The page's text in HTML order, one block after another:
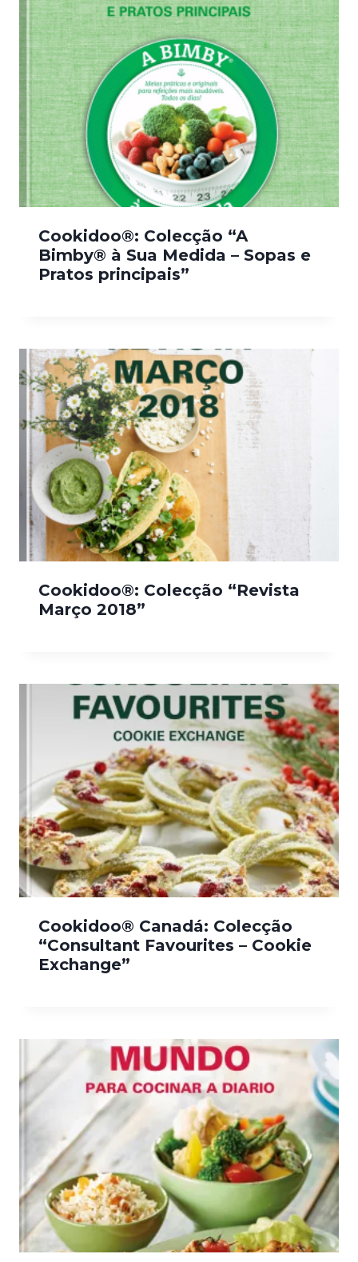
Cookidoo®: Colecção “A
Bimby® à Sua Medida – Sopas e
Pratos principais”
Cookidoo®: Colecção “Revista
Março 2018”
Cookidoo® Canadá: Colecção
“Consultant Favourites – Cookie
Exchange”